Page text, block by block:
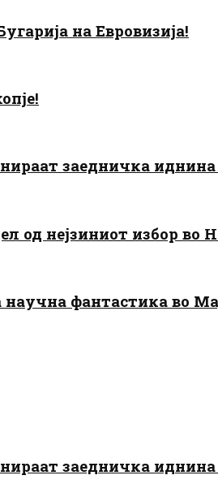
на Евровизија!
заедничка
од нејзиниот избор во
научна фантастика во
заедничка